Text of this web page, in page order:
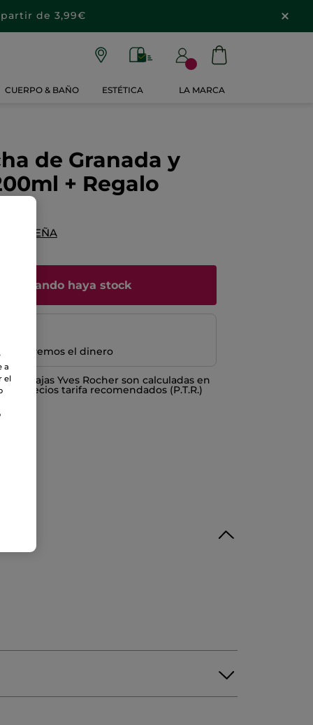
de 3,99€
CUERPO & BAÑO ESTÉTICA LA MARCA
de Granada y
+ Regalo
RESEÑA
cuando haya stock
devolvemos el dinero
ventajas Yves Rocher son calculadas en
Precios tarifa recomendados (P.T.R.)
a
el